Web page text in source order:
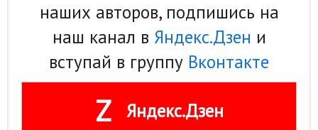
наших авторов, подпишись на
наш канал в Яндекс.Дзен и
вступай в группу Вконтакте
Z Яндекс.Дзен